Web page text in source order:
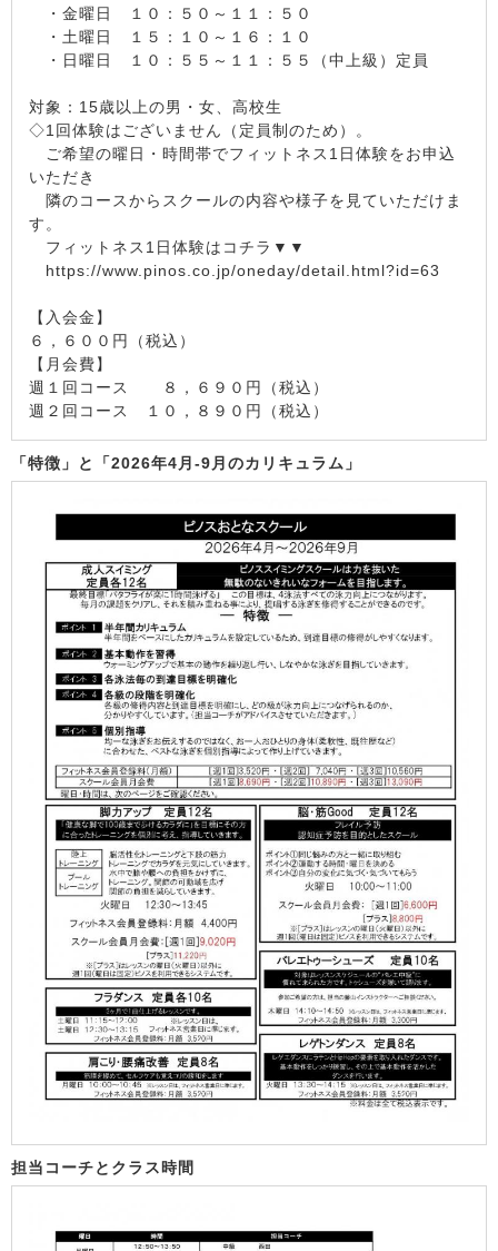
・金曜日 １０：５０～１１：５０
・土曜日 １５：１０～１６：１０
・日曜日 １０：５５～１１：５５（中上級）定員
対象：15歳以上の男・女、高校生
◇1回体験はございません（定員制のため）。
ご希望の曜日・時間帯でフィットネス1日体験をお申込
いただき
隣のコースからスクールの内容や様子を見ていただけま
す。
フィットネス1日体験はコチラ▼▼
https://www.pinos.co.jp/oneday/detail.html?id=63
【入会金】
６，６００円（税込）
【月会費】
週１回コース ８，６９０円（税込）
週２回コース １０，８９０円（税込）
「特徴」と「2026年4月-9月のカリキュラム」
担当コーチとクラス時間